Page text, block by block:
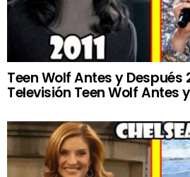
Teen Wolf Antes y Después
Televisión Teen Wolf Antes